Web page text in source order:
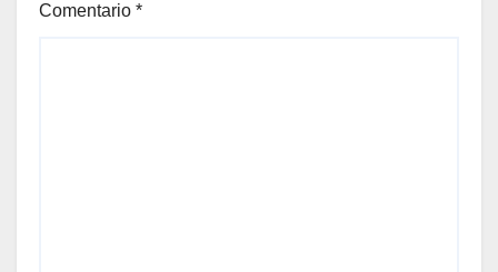
Comentario *